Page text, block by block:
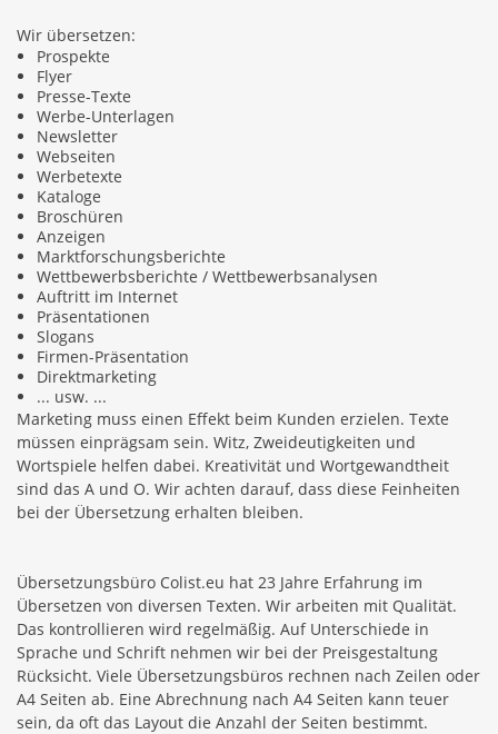
Wir übersetzen:
Prospekte
Flyer
Presse-Texte
Werbe-Unterlagen
Newsletter
Webseiten
Werbetexte
Kataloge
Broschüren
Anzeigen
Marktforschungsberichte
Wettbewerbsberichte / Wettbewerbsanalysen
Auftritt im Internet
Präsentationen
Slogans
Firmen-Präsentation
Direktmarketing
... usw. ...
Marketing muss einen Effekt beim Kunden erzielen. Texte
müssen einprägsam sein. Witz, Zweideutigkeiten und
Wortspiele helfen dabei. Kreativität und Wortgewandtheit
sind das A und O. Wir achten darauf, dass diese Feinheiten
bei der Übersetzung erhalten bleiben.
Übersetzungsbüro Colist.eu hat 23 Jahre Erfahrung im
Übersetzen von diversen Texten. Wir arbeiten mit Qualität.
Das kontrollieren wird regelmäßig. Auf Unterschiede in
Sprache und Schrift nehmen wir bei der Preisgestaltung
Rücksicht. Viele Übersetzungsbüros rechnen nach Zeilen oder
A4 Seiten ab. Eine Abrechnung nach A4 Seiten kann teuer
sein, da oft das Layout die Anzahl der Seiten bestimmt.